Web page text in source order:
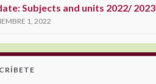
Subjects and units 2022/ 2023
1, 2022